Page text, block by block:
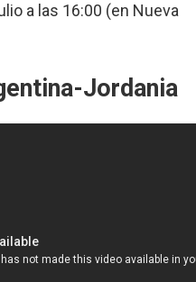
a las 16:00 (en Nueva
Jordania